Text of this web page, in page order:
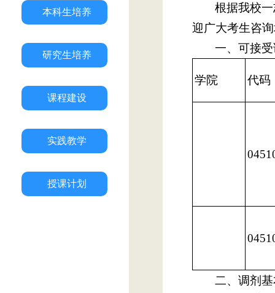
本科生培养
研究生培养
课程建设
实践教学
授课计划
根据我校
迎广大考生咨
一、可接
学院 代码
二、调剂